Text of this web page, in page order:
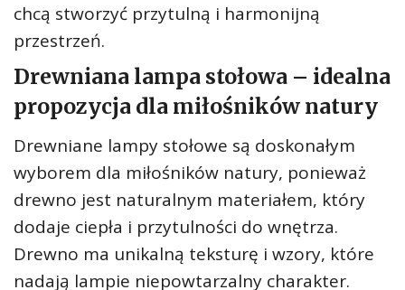
chcą stworzyć przytulną i harmonijną
przestrzeń.
Drewniana lampa stołowa – idealna
propozycja dla miłośników natury
Drewniane lampy stołowe są doskonałym
wyborem dla miłośników natury, ponieważ
drewno jest naturalnym materiałem, który
dodaje ciepła i przytulności do wnętrza.
Drewno ma unikalną teksturę i wzory, które
nadają lampie niepowtarzalny charakter.